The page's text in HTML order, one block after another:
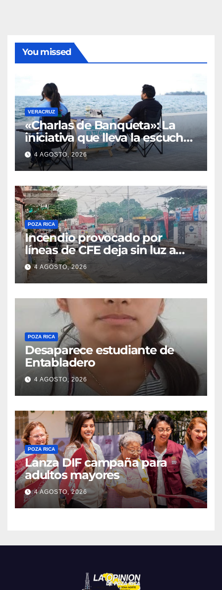
You missed
VERACRUZ
«Charlas de Banqueta»: La
iniciativa que lleva la escucha
de la salud mental al bulevar
de Veracruz
4 AGOSTO, 2026
POZA RICA
Incendio provocado por
líneas de CFE deja sin luz a
decenas de familias
4 AGOSTO, 2026
POZA RICA
Desaparece estudiante de
Entabladero
4 AGOSTO, 2026
POZA RICA
Lanza DIF campaña para
adultos mayores
4 AGOSTO, 2026